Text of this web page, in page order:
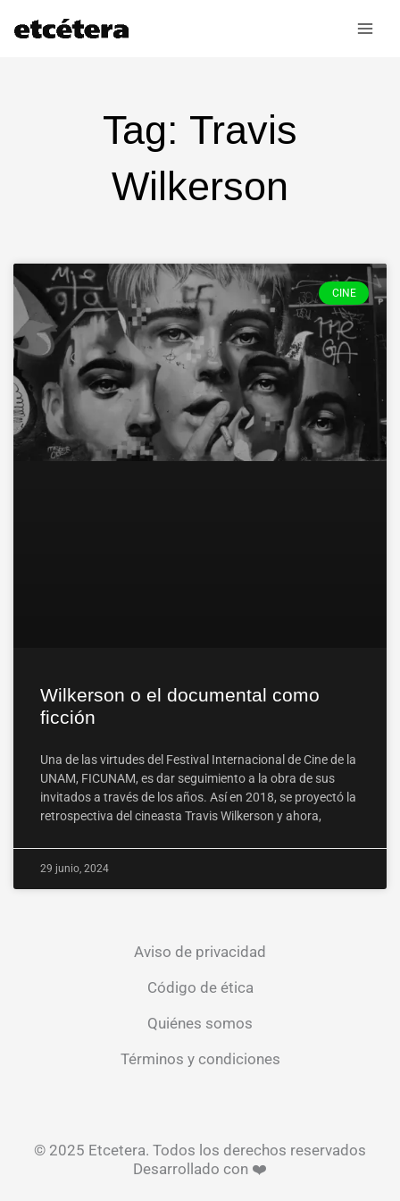
Tag: Travis
Wilkerson
CINE
Wilkerson o el documental como
ficción
Una de las virtudes del Festival Internacional de Cine de la
UNAM, FICUNAM, es dar seguimiento a la obra de sus
invitados a través de los años. Así en 2018, se proyectó la
retrospectiva del cineasta Travis Wilkerson y ahora,
29 junio, 2024
Aviso de privacidad
Código de ética
Quiénes somos
Términos y condiciones
© 2025 Etcetera. Todos los derechos reservados
Desarrollado con ❤️